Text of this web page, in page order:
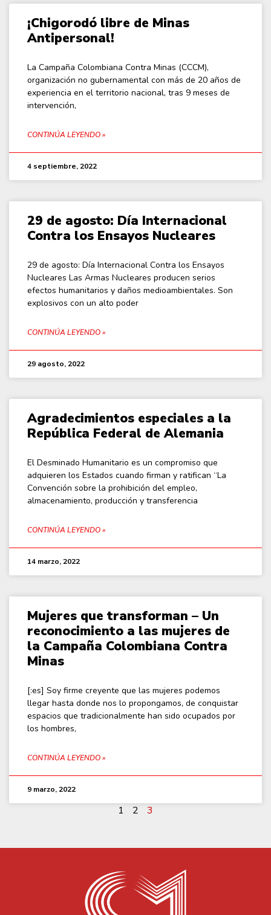
¡Chigorodó libre de Minas
Antipersonal!
La Campaña Colombiana Contra Minas (CCCM),
organización no gubernamental con más de 20 años de
experiencia en el territorio nacional, tras 9 meses de
intervención,
CONTINÚA LEYENDO »
4 septiembre, 2022
29 de agosto: Día Internacional
Contra los Ensayos Nucleares
29 de agosto: Día Internacional Contra los Ensayos
Nucleares Las Armas Nucleares producen serios
efectos humanitarios y daños medioambientales. Son
explosivos con un alto poder
CONTINÚA LEYENDO »
29 agosto, 2022
Agradecimientos especiales a la
República Federal de Alemania
El Desminado Humanitario es un compromiso que
adquieren los Estados cuando firman y ratifican “La
Convención sobre la prohibición del empleo,
almacenamiento, producción y transferencia
CONTINÚA LEYENDO »
14 marzo, 2022
Mujeres que transforman – Un
reconocimiento a las mujeres de
la Campaña Colombiana Contra
Minas
[:es] Soy firme creyente que las mujeres podemos
llegar hasta donde nos lo propongamos, de conquistar
espacios que tradicionalmente han sido ocupados por
los hombres,
CONTINÚA LEYENDO »
9 marzo, 2022
1 2 3